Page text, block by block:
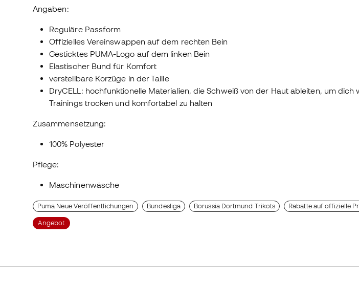
Angaben:
Reguläre Passform
Offizielles Vereinswappen auf dem rechten Bein
Gesticktes PUMA-Logo auf dem linken Bein
Elastischer Bund für Komfort
verstellbare Korzüge in der Taille
DryCELL: hochfunktionelle Materialien, die Schweiß von der Haut ableiten, um dich
Trainings trocken und komfortabel zu halten
Zusammensetzung:
100% Polyester
Pflege:
Maschinenwäsche
Puma Neue Veröffentlichungen Bundesliga Borussia Dortmund Trikots Rabatte auf offizielle
Angebot